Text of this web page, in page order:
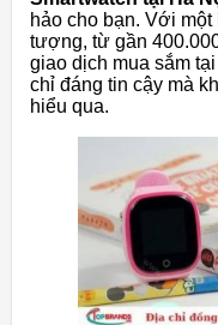
hảo cho bạn. Với
tượng, từ gần
giao dịch mua sắm
chỉ đáng tin cậy mà
hiểu qua.